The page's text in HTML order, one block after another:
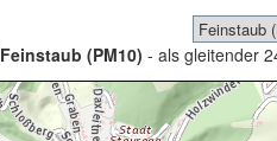
Feinstaub (PM10) - als gleitender